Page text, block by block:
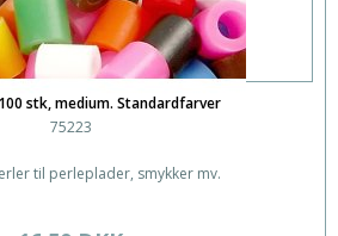
stk, medium. Standardfarver
75223
til perleplader, smykker mv.